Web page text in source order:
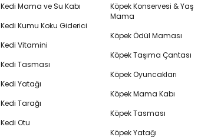
Kedi Mama ve Su Kabı
Kedi Kumu Koku Giderici
Kedi Vitamini
Kedi Tasması
Kedi Yatağı
Kedi Tarağı
Kedi Otu
Köpek Konservesi & Yaş
Mama
Köpek Ödül Maması
Köpek Taşıma Çantası
Köpek Oyuncakları
Köpek Mama Kabı
Köpek Tasması
Köpek Yatağı